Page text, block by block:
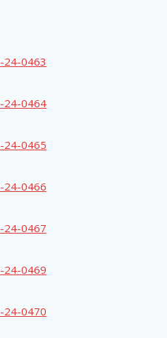
24-0463
24-0464
24-0465
24-0466
24-0467
24-0469
24-0470